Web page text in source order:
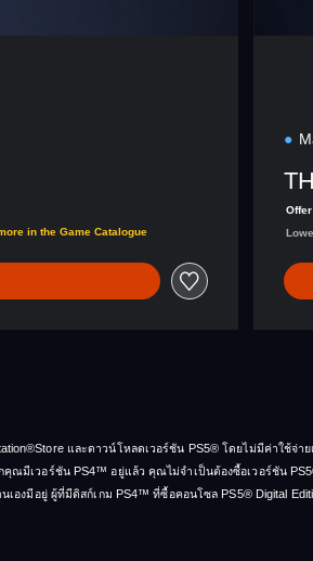
in the Game Catalogue
และดาวน์โหลดเวอร์ชัน PS5® โดยไม่มีค่าใช้จ่
ณมีเวอร์ชัน PS4™ อยู่แล้ว คุณไม่จำเป็นต้องซื้อเวอร์ชัน
เองมีอยู่ ผู้ที่มีดิสก์เกม PS4™ ที่ซื้อคอนโซล PS5® Digital